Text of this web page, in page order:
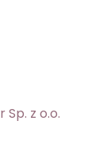
z o.o.